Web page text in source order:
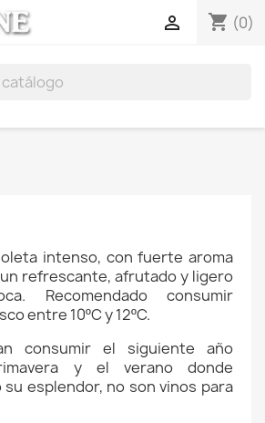
shopping_cart (0)

intenso, con fuerte aroma
refrescante, afrutado y ligero
Recomendado consumir
entre 10ºC y 12ºC.
consumir el siguiente año
y el verano donde
esplendor, no son vinos para